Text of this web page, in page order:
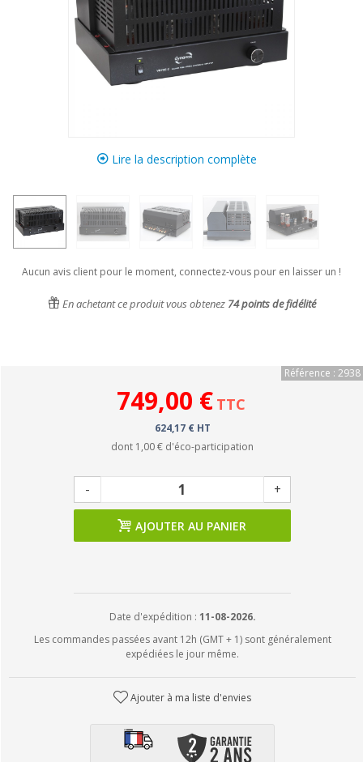
Lire la description complète
Aucun avis client pour le moment, connectez-vous pour en laisser un !
En achetant ce produit vous obtenez 74points de fidélité
Référence : 2938
749,00 € TTC
624,17 € HT
dont 1,00 € d'éco-participation
- +
AJOUTER AU PANIER
Date d'expédition : 11-08-2026.
Les commandes passées avant 12h (GMT + 1) sont généralement
expédiées le jour même.
Ajouter à ma liste d'envies